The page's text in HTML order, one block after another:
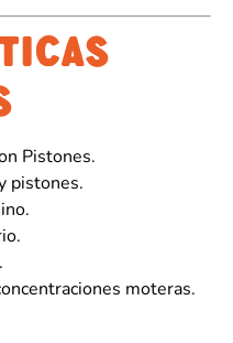
Pistones.
pistones.
moteras.